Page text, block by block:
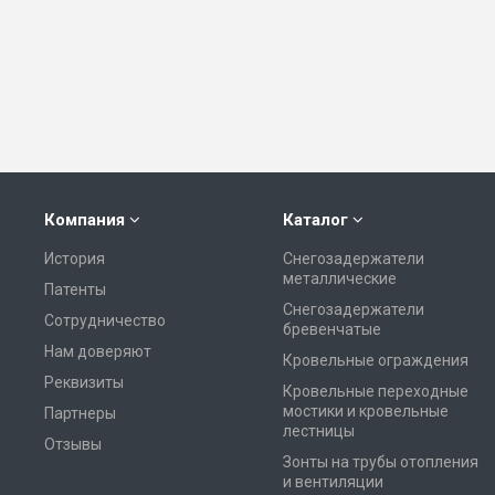
Компания
История
Патенты
Сотрудничество
Нам доверяют
Реквизиты
Партнеры
Отзывы
Каталог
Снегозадержатели
металлические
Снегозадержатели
бревенчатые
Кровельные ограждения
Кровельные переходные
мостики и кровельные
лестницы
Зонты на трубы отопления
и вентиляции